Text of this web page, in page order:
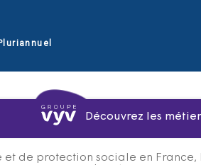
Découvrez les
de protection sociale en